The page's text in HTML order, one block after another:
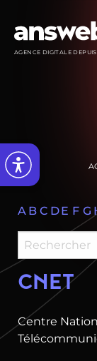
AGENCE DIGITALE
A B C DE F G
CNET
Centre